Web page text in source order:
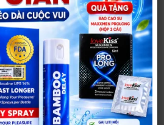
Bao Cao Su Cao Cấp tại Vinh
tư vấn kín đáo, giao hàng
– uy tín trong nội thành Vinh
Hiến, TP Vinh, Nghệ An